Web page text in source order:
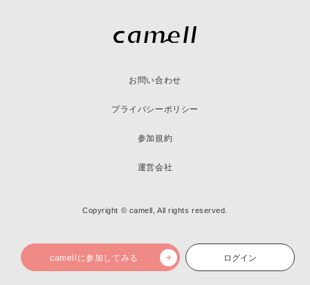
camellに参加してみる ログイン
お問い合わせ
プライバシーポリシー
参加規約
運営会社
Copyright © camell, All rights reserved.